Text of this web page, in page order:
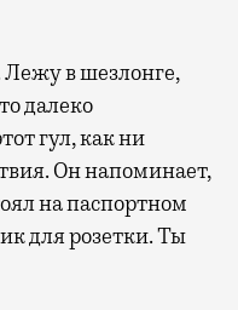
Лежу в шезлонге,
далеко
гул, как ни
Он напоминает,
на паспортном
для розетки. Ты